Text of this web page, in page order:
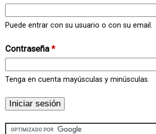
Puede entrar con su usuario o con su email.
Contraseña *
Tenga en cuenta mayúsculas y minúsculas.